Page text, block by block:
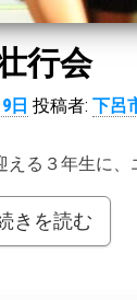
行会
日 投稿者: 下呂
る３年生に
きを読む